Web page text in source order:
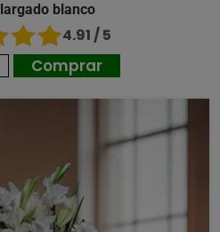
blanco
4.91 / 5
Comprar